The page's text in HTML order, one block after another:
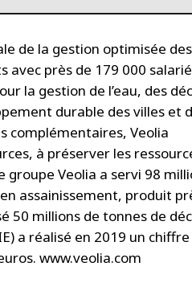
de la gestion optimisée des
avec près de 179 000
la gestion de l’eau, des
durable des villes et
complémentaires, Veolia
à préserver les
groupe Veolia a servi 98
assainissement, produit
50 millions de tonnes de
a réalisé en 2019 un chiffre
www.veolia.com